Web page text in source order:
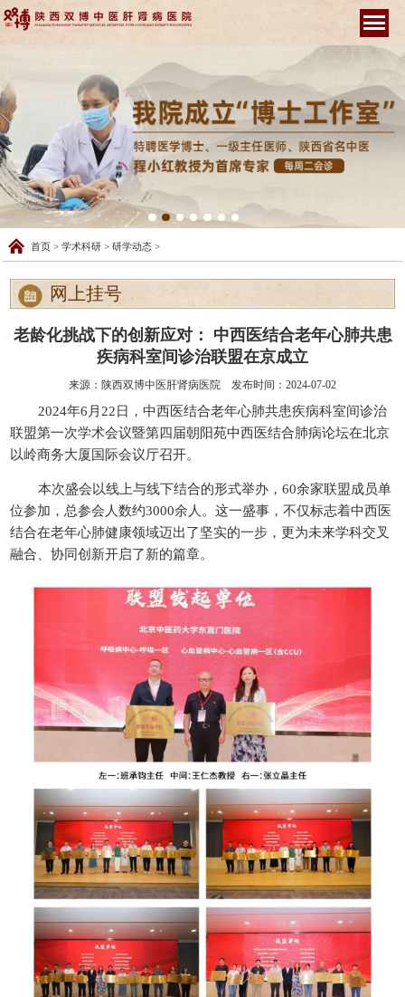
首页 >学术科研 >研学动态 >
网上挂号
老龄化挑战下的创新应对： 中西医结合老年心肺共患
疾病科室间诊治联盟在京成立
来源：陕西双博中医肝肾病医院 发布时间：2024-07-02
2024年6月22日，中西医结合老年心肺共患疾病科室间诊治
联盟第一次学术会议暨第四届朝阳苑中西医结合肺病论坛在北京
以岭商务大厦国际会议厅召开。
本次盛会以线上与线下结合的形式举办，60余家联盟成员单
位参加，总参会人数约3000余人。这一盛事，不仅标志着中西医
结合在老年心肺健康领域迈出了坚实的一步，更为未来学科交叉
融合、协同创新开启了新的篇章。